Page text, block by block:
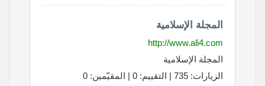
المجلة الإسلامية
http://www.ali4.com
المجلة الإسلامية
الزيارات: 735 | التقييم: 0 | المقيّمين: 0